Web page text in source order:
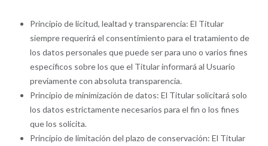
Principio de licitud, lealtad y transparencia: El Titular
siempre requerirá el consentimiento para el tratamiento de
los datos personales que puede ser para uno o varios fines
específicos sobre los que el Titular informará al Usuario
previamente con absoluta transparencia.
Principio de minimización de datos: El Titular solicitará solo
los datos estrictamente necesarios para el fin o los fines
que los solicita.
Principio de limitación del plazo de conservación: El Titular